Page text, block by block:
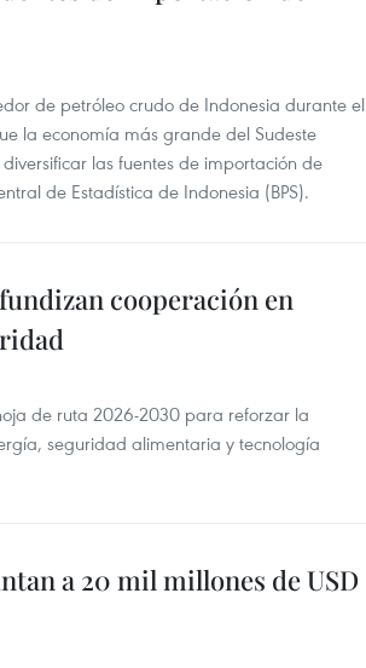
de petróleo crudo de Indonesia durante el
la economía más grande del Sudeste
las fuentes de importación de
de Estadística de Indonesia (BPS).
cooperación en
de ruta 2026-2030 para reforzar la
seguridad alimentaria y tecnología
a 20 mil millones de USD